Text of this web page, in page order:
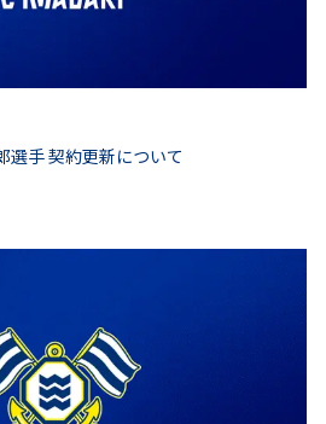
選手 契約更新について